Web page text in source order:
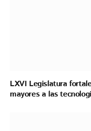
LXVI Legislatura
mayores a las